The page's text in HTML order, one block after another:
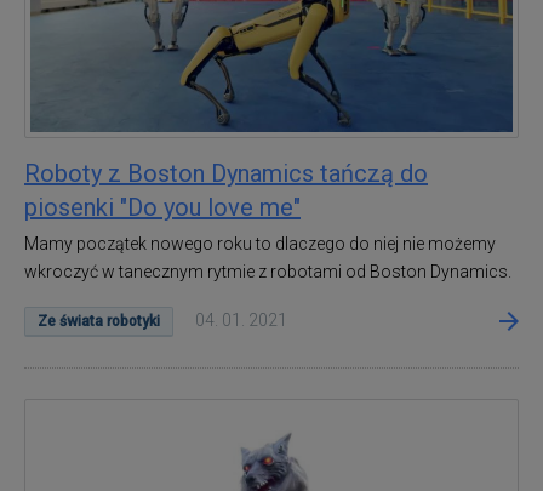
Roboty z Boston Dynamics tańczą do
piosenki "Do you love me"
Mamy początek nowego roku to dlaczego do niej nie możemy
wkroczyć w tanecznym rytmie z robotami od Boston Dynamics.
Ze świata robotyki 04. 01. 2021